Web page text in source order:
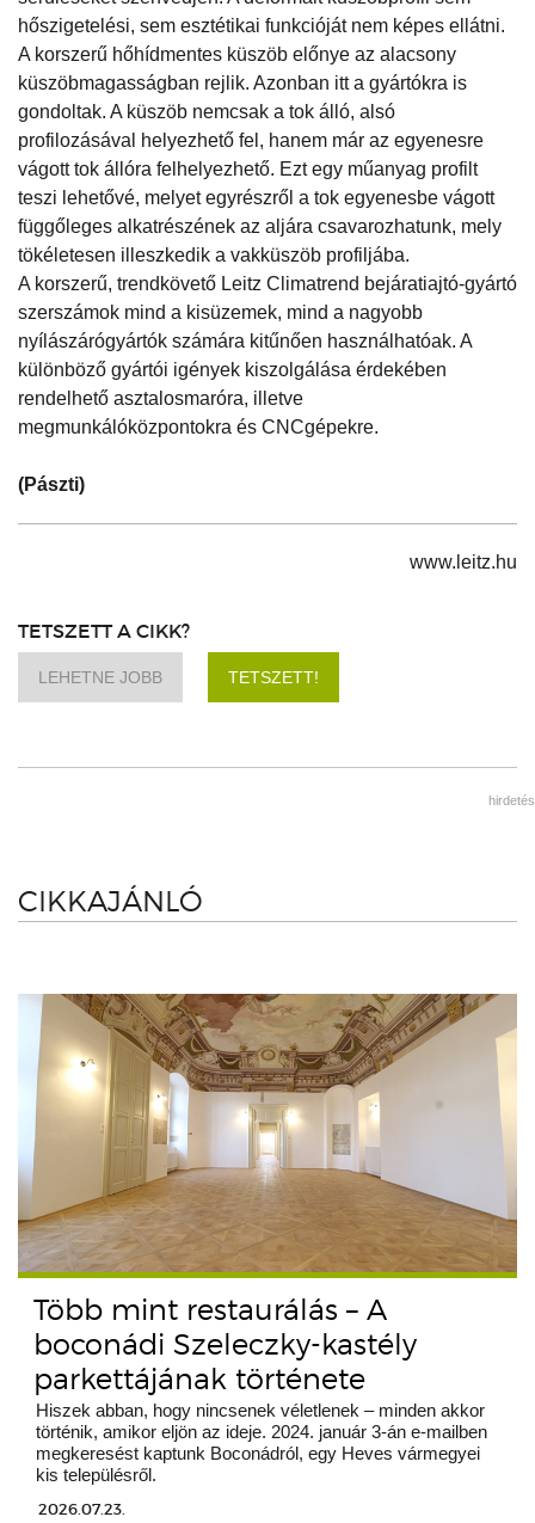
hőszigetelési, sem esztétikai funkcióját nem képes ellátni.
A korszerű hőhídmentes küszöb előnye az alacsony
küszöbmagasságban rejlik. Azonban itt a gyártókra is
gondoltak. A küszöb nemcsak a tok álló, alsó
profilozásával helyezhető fel, hanem már az egyenesre
vágott tok állóra felhelyezhető. Ezt egy műanyag profilt
teszi lehetővé, melyet egyrészről a tok egyenesbe vágott
függőleges alkatrészének az aljára csavarozhatunk, mely
tökéletesen illeszkedik a vakküszöb profiljába.
A korszerű, trendkövető Leitz Climatrend bejáratiajtó-gyártó
szerszámok mind a kisüzemek, mind a nagyobb
nyílászárógyártók számára kitűnően használhatóak. A
különböző gyártói igények kiszolgálása érdekében
rendelhető asztalosmaróra, illetve
megmunkálóközpontokra és CNCgépekre.
(Pászti)
www.leitz.hu
TETSZETT A CIKK?
LEHETNE JOBB TETSZETT!
hirdetés
CIKKAJÁNLÓ
Több mint restaurálás – A
boconádi Szeleczky-kastély
parkettájának története
Hiszek abban, hogy nincsenek véletlenek – minden akkor
történik, amikor eljön az ideje. 2024. január 3-án e-mailben
megkeresést kaptunk Boconádról, egy Heves vármegyei
kis településről.
2026.07.23.